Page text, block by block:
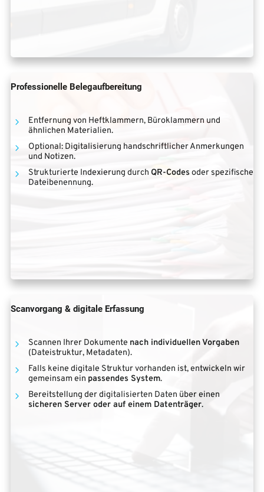
Professionelle Belegaufbereitung
Entfernung von Heftklammern, Büroklammern und
ähnlichen Materialien.
Optional: Digitalisierung handschriftlicher Anmerkungen
und Notizen.
Strukturierte Indexierung durch QR-Codesoder spezifische
Dateibenennung.
Scanvorgang & digitale Erfassung
Scannen Ihrer Dokumente nach individuellen Vorgaben
(Dateistruktur, Metadaten).
Falls keine digitale Struktur vorhanden ist, entwickeln wir
gemeinsam ein passendes System.
Bereitstellung der digitalisierten Daten über einen
sicheren Server oder auf einem Datenträger.